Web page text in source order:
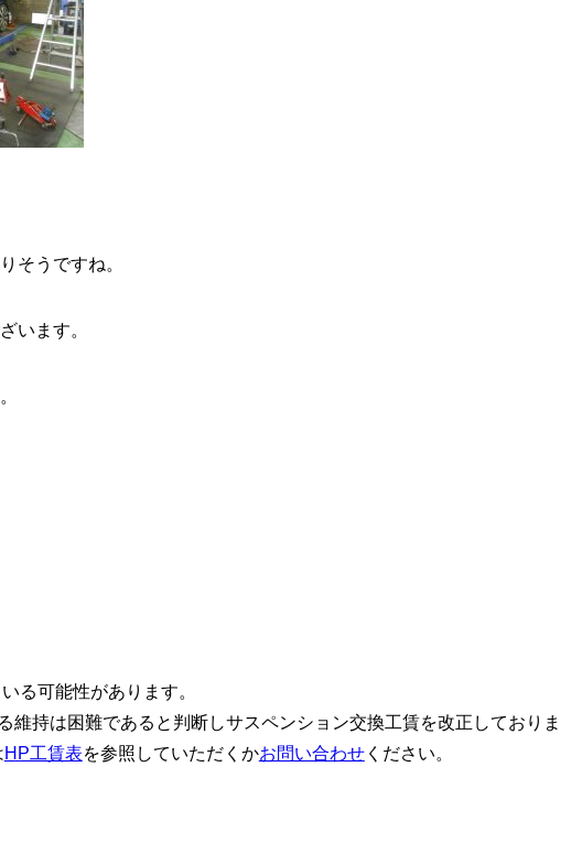
そうですね。
います。
る可能性があります。
持は困難であると判断しサスペンション交換工賃を改正しておりま
HP工賃表を参照していただくかお問い合わせください。